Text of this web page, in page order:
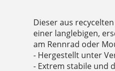
Dieser aus
einer langlebigen,
am Rennrad oder
- Hergestellt unter
- Extrem stabile und